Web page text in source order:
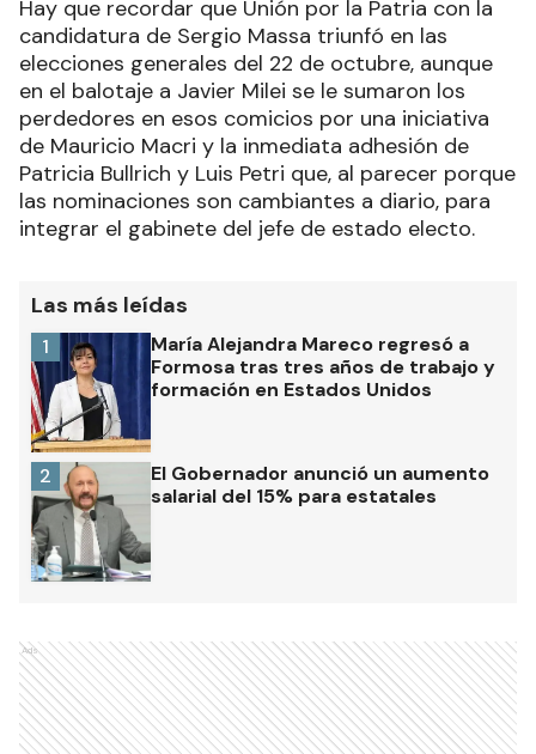
Hay que recordar que Unión por la Patria con la
candidatura de Sergio Massa triunfó en las
elecciones generales del 22 de octubre, aunque
en el balotaje a Javier Milei se le sumaron los
perdedores en esos comicios por una iniciativa
de Mauricio Macri y la inmediata adhesión de
Patricia Bullrich y Luis Petri que, al parecer porque
las nominaciones son cambiantes a diario, para
integrar el gabinete del jefe de estado electo.
Las más leídas
María Alejandra Mareco regresó a
Formosa tras tres años de trabajo y
formación en Estados Unidos
1
El Gobernador anunció un aumento
salarial del 15% para estatales
2
Ads